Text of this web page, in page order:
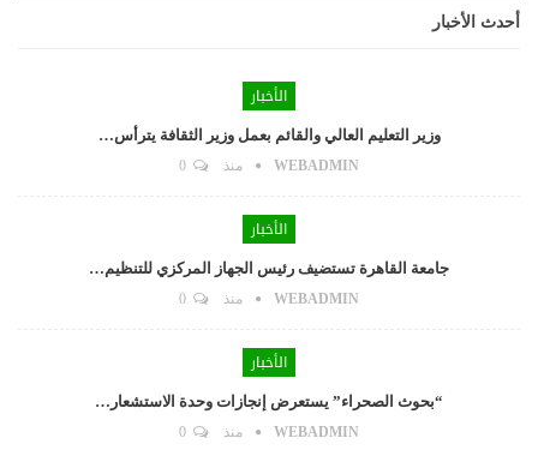
أحدث الأخبار
الأخبار
وزير التعليم العالي والقائم بعمل وزير الثقافة يترأس…
WEBADMIN منذ
الأخبار
جامعة القاهرة تستضيف رئيس الجهاز المركزي للتنظيم…
WEBADMIN منذ
الأخبار
“بحوث الصحراء” يستعرض إنجازات وحدة الاستشعار…
WEBADMIN منذ